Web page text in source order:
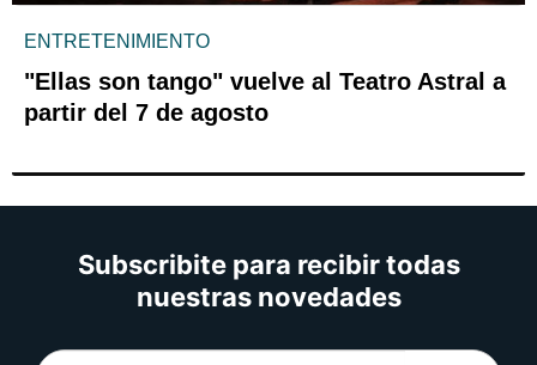
ENTRETENIMIENTO
"Ellas son tango" vuelve al Teatro Astral a
partir del 7 de agosto
Subscribite para recibir todas
nuestras novedades